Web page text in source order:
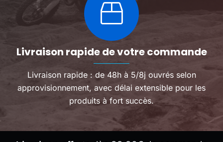
Livraison rapide de votre commande
Livraison rapide : de 48h à 5/8j ouvrés selon
approvisionnement, avec délai extensible pour les
produits à fort succès.